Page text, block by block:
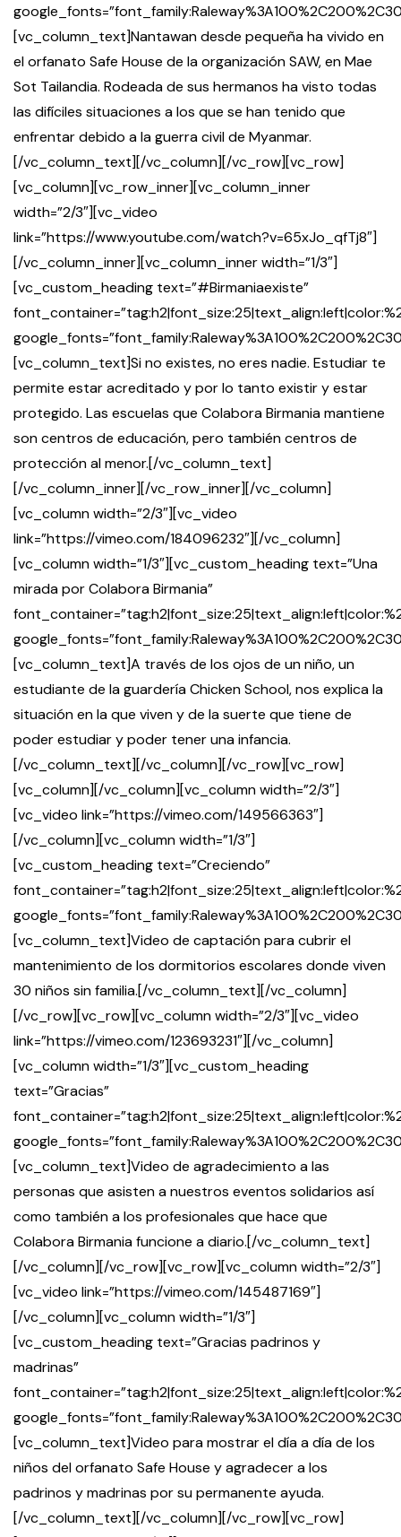
[vc_column_text]Nantawan desde pequeña ha vivido en
el orfanato Safe House de la organización SAW, en Mae
Sot Tailandia. Rodeada de sus hermanos ha visto todas
las difíciles situaciones a los que se han tenido que
enfrentar debido a la guerra civil de Myanmar.
[/vc_column_text][/vc_column][/vc_row][vc_row]
[vc_column][vc_row_inner][vc_column_inner
width=”2/3″][vc_video
link=”https://www.youtube.com/watch?v=65xJo_qfTj8″]
[/vc_column_inner][vc_column_inner width=”1/3″]
[vc_custom_heading text=”#Birmaniaexiste”
[vc_column_text]Si no existes, no eres nadie. Estudiar te
permite estar acreditado y por lo tanto existir y estar
protegido. Las escuelas que Colabora Birmania mantiene
son centros de educación, pero también centros de
protección al menor.[/vc_column_text]
[/vc_column_inner][/vc_row_inner][/vc_column]
[vc_column width=”2/3″][vc_video
link=”https://vimeo.com/184096232″][/vc_column]
[vc_column width=”1/3″][vc_custom_heading text=”Una
mirada por Colabora Birmania”
[vc_column_text]A través de los ojos de un niño, un
estudiante de la guardería Chicken School, nos explica la
situación en la que viven y de la suerte que tiene de
poder estudiar y poder tener una infancia.
[/vc_column_text][/vc_column][/vc_row][vc_row]
[vc_column][/vc_column][vc_column width=”2/3″]
[vc_video link=”https://vimeo.com/149566363″]
[/vc_column][vc_column width=”1/3″]
[vc_custom_heading text=”Creciendo”
[vc_column_text]Video de captación para cubrir el
mantenimiento de los dormitorios escolares donde viven
30 niños sin familia.[/vc_column_text][/vc_column]
[/vc_row][vc_row][vc_column width=”2/3″][vc_video
link=”https://vimeo.com/123693231″][/vc_column]
[vc_column width=”1/3″][vc_custom_heading
text=”Gracias”
[vc_column_text]Video de agradecimiento a las
personas que asisten a nuestros eventos solidarios así
como también a los profesionales que hace que
Colabora Birmania funcione a diario.[/vc_column_text]
[/vc_column][/vc_row][vc_row][vc_column width=”2/3″]
[vc_video link=”https://vimeo.com/145487169″]
[/vc_column][vc_column width=”1/3″]
[vc_custom_heading text=”Gracias padrinos y
madrinas”
[vc_column_text]Video para mostrar el día a día de los
niños del orfanato Safe House y agradecer a los
padrinos y madrinas por su permanente ayuda.
[/vc_column_text][/vc_column][/vc_row][vc_row]